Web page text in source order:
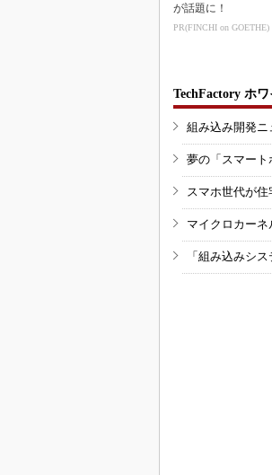
が話題に！
PR(FINCHI on GOETHE)
TechFactory ホ
組み込み開発ニ
夢の「スマー
スマホ世代が
マイクロカー
「組み込みシ